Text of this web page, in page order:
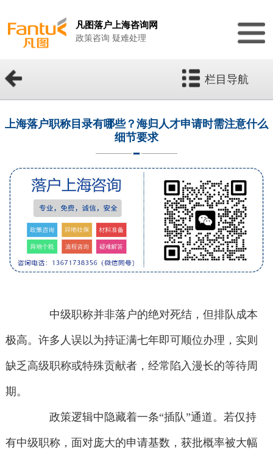
凡图落户上海咨询网
政策咨询 疑难处理
栏目导航
上海落户职称目录有哪些？海归人才申请时需注意什么
细节要求
中级职称并非落户的绝对死结，但排队成本
极高。许多人误以为持证满七年即可顺位办理，实则
缺乏高级职称或特殊贡献者，经常陷入漫长的等待周
期。
政策逻辑中隐藏着一条“插队”通道。若仅持
有中级职称，面对庞大的申请基数，获批概率被大幅